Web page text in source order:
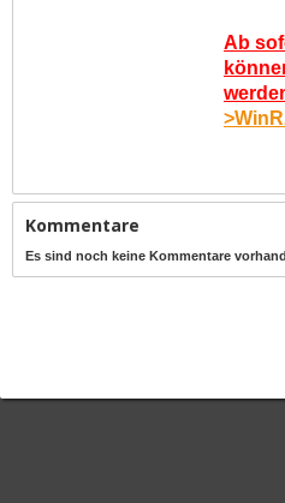
Ab
Kommentare
Es sind noch keine Kommentare